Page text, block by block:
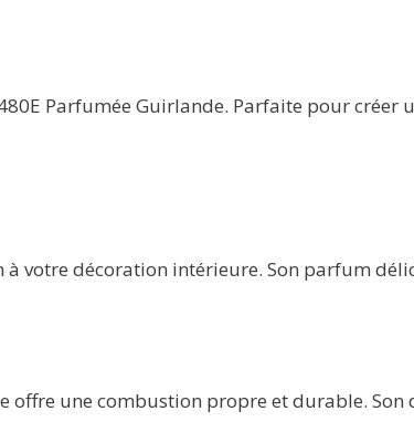
Parfumée Guirlande. Parfaite pour
votre décoration intérieure. Son parfum
une combustion propre et durable.